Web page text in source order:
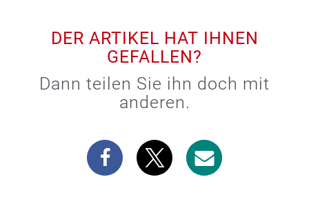
DER ARTIKEL HAT IHNEN
GEFALLEN?
Dann teilen Sie ihn doch mit
anderen.